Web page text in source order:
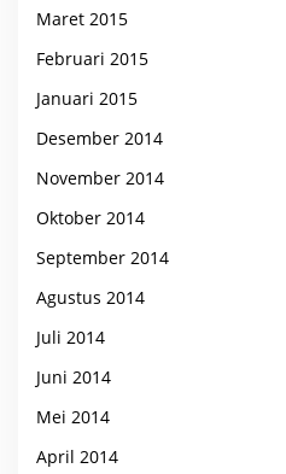
Maret 2015
Februari 2015
Januari 2015
Desember 2014
November 2014
Oktober 2014
September 2014
Agustus 2014
Juli 2014
Juni 2014
Mei 2014
April 2014